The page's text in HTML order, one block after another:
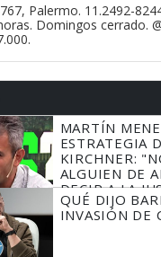
Palermo. 11.2492-
Domingos cerrado.
MARTÍN
ESTRATEGIA
KIRCHNER:
ALGUIEN DE
DECIR A LA
TIENE QUE
QUÉ DIJO
INVASIÓN DE